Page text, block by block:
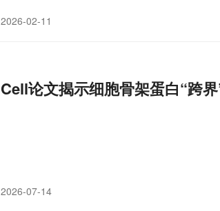
2026-02-11
Cell论文揭示细胞骨架蛋白“跨
2026-07-14